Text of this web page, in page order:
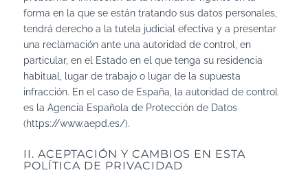
forma en la que se están tratando sus datos personales,
tendrá derecho a la tutela judicial efectiva y a presentar
una reclamación ante una autoridad de control, en
particular, en el Estado en el que tenga su residencia
habitual, lugar de trabajo o lugar de la supuesta
infracción. En el caso de España, la autoridad de control
es la Agencia Española de Protección de Datos
(https://www.aepd.es/).
II. ACEPTACIÓN Y CAMBIOS EN ESTA
POLÍTICA DE PRIVACIDAD